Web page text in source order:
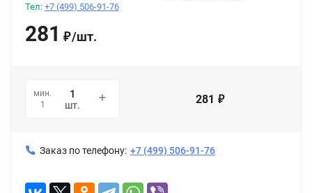
Тел: +7 (499) 506-91-76
281 ₽/шт.
мин.
1
шт. 281 ₽
Заказ по телефону: +7 (499) 506-91-76